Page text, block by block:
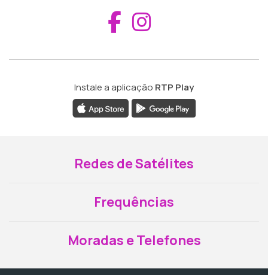
Aceder ao
Instale a aplicação RTP Play
Redes de Satélites
Frequências
Moradas e Telefones